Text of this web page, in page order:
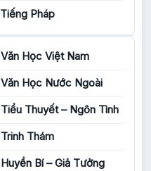
Tiếng Pháp
Văn Học Việt Nam
Văn Học Nước Ngoài
Tiểu Thuyết – Ngôn Tình
Trinh Thám
Huyền Bí – Giả Tưởng